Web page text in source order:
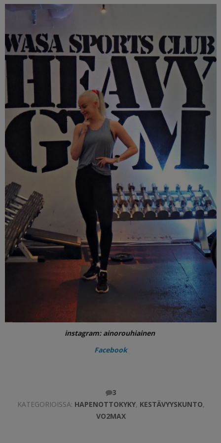
instagram: ainorouhiainen
Facebook
3
KATEGORIOISSA: HAPENOTTOKYKY, KESTÄVYYSKUNTO,
VO2MAX